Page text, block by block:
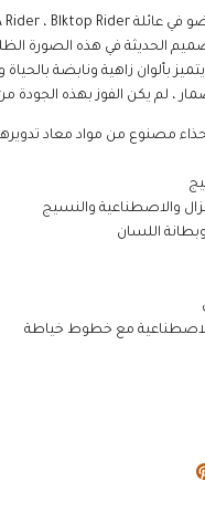
الحديثة في هذه الصورة
، لم يكن الفوز بهذه الجودة من
مصنوع من مواد معاد تدويرها بنسبة 20٪
والاصطناعية والنسيج
اللسان